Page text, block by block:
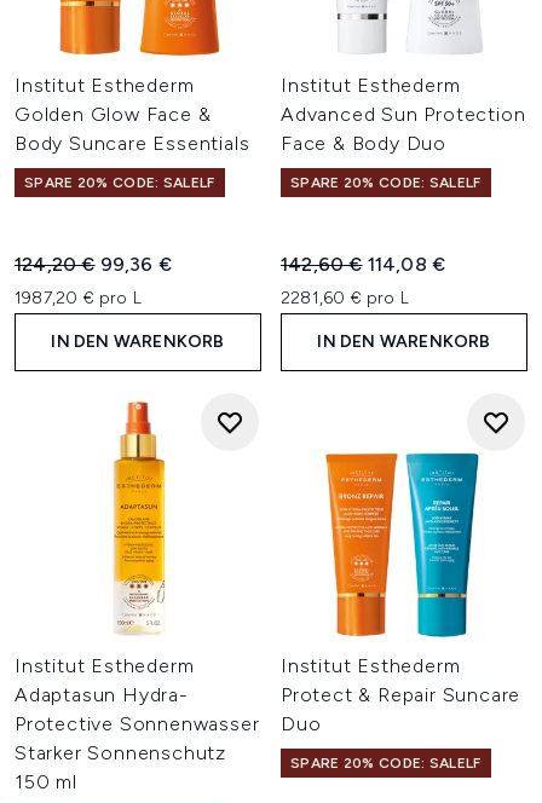
Institut Esthederm
Golden Glow Face &
Body Suncare Essentials
SPARE 20% CODE: SALELF
Unverbindliche Preisempfehlung:
124,20 € Aktueller Preis:
99,36 €
1987,20 € pro L
IN DEN WARENKORB
Institut Esthederm
Advanced Sun Protection
Face & Body Duo
SPARE 20% CODE: SALELF
Unverbindliche
142,60 € Aktueller Preis:
114,08 €
2281,60 € pro L
IN DEN WARENKORB
Institut Esthederm
Adaptasun Hydra-
Protective Sonnenwasser
Starker Sonnenschutz
150 ml
Institut Esthederm
Protect & Repair Suncare
Duo
SPARE 20% CODE: SALELF